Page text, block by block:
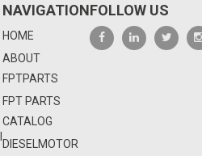
NAVIGATION
HOME
ABOUT
FPTPARTS
FPT PARTS
CATALOG
DIESELMOTOR
FOLLOW US